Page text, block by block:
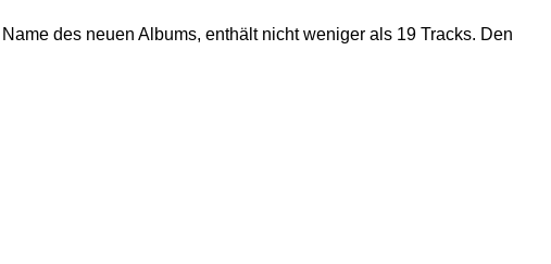
Name des neuen Albums, enthält nicht weniger als 19 Tracks. Den